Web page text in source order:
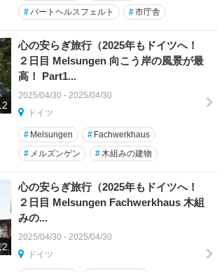
#バートヘルスフェルト #市庁舎
心の安らぎ旅行（2025年もドイツへ！
２日目 Melsungen 向こう岸の風景が最
高！ Part1...
2025/04/30 - 2025/04/30
ドイツ
# Melsungen # Fachwerkhaus
# メルズンゲン # 木組みの建物
心の安らぎ旅行（2025年もドイツへ！
２日目 Melsungen Fachwerkhaus 木組
みの...
2025/04/30 - 2025/04/30
ドイツ